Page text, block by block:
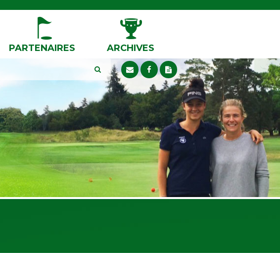
PARTENAIRES ARCHIVES